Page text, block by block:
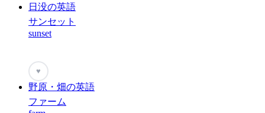
日没の英語
サンセット
sunset
♥
野原・畑の英語
ファーム